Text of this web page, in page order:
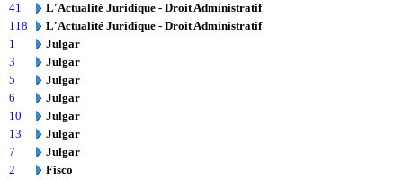
41
L'Actualité Juridique - Droit Administratif
118
L'Actualité Juridique - Droit Administratif
1
Julgar
3
Julgar
5
Julgar
6
Julgar
10
Julgar
13
Julgar
7
Julgar
2
Fisco